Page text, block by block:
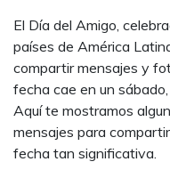
El Día del Amigo,
países de América
compartir mensajes y
fecha cae en un
Aquí te mostramos
mensajes para
fecha tan significativa.